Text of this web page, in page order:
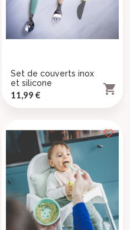
×
liste
×
ajouter des produits à
Set de couverts inox
et silicone
Prix
11,99 € 